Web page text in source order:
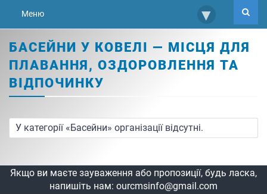
Меню ▾
БАСЕЙНИ У КОВЕЛІ — МІСЦЯ ДЛЯ
ПЛАВАННЯ, ОЗДОРОВЛЕННЯ ТА
ВІДПОЧИНКУ
У категорії «Басейни» організації відсутні.
Якщо ви маєте зауваження або пропозиції, будь ласка,
напишіть нам: ourcmsinfo@gmail.com